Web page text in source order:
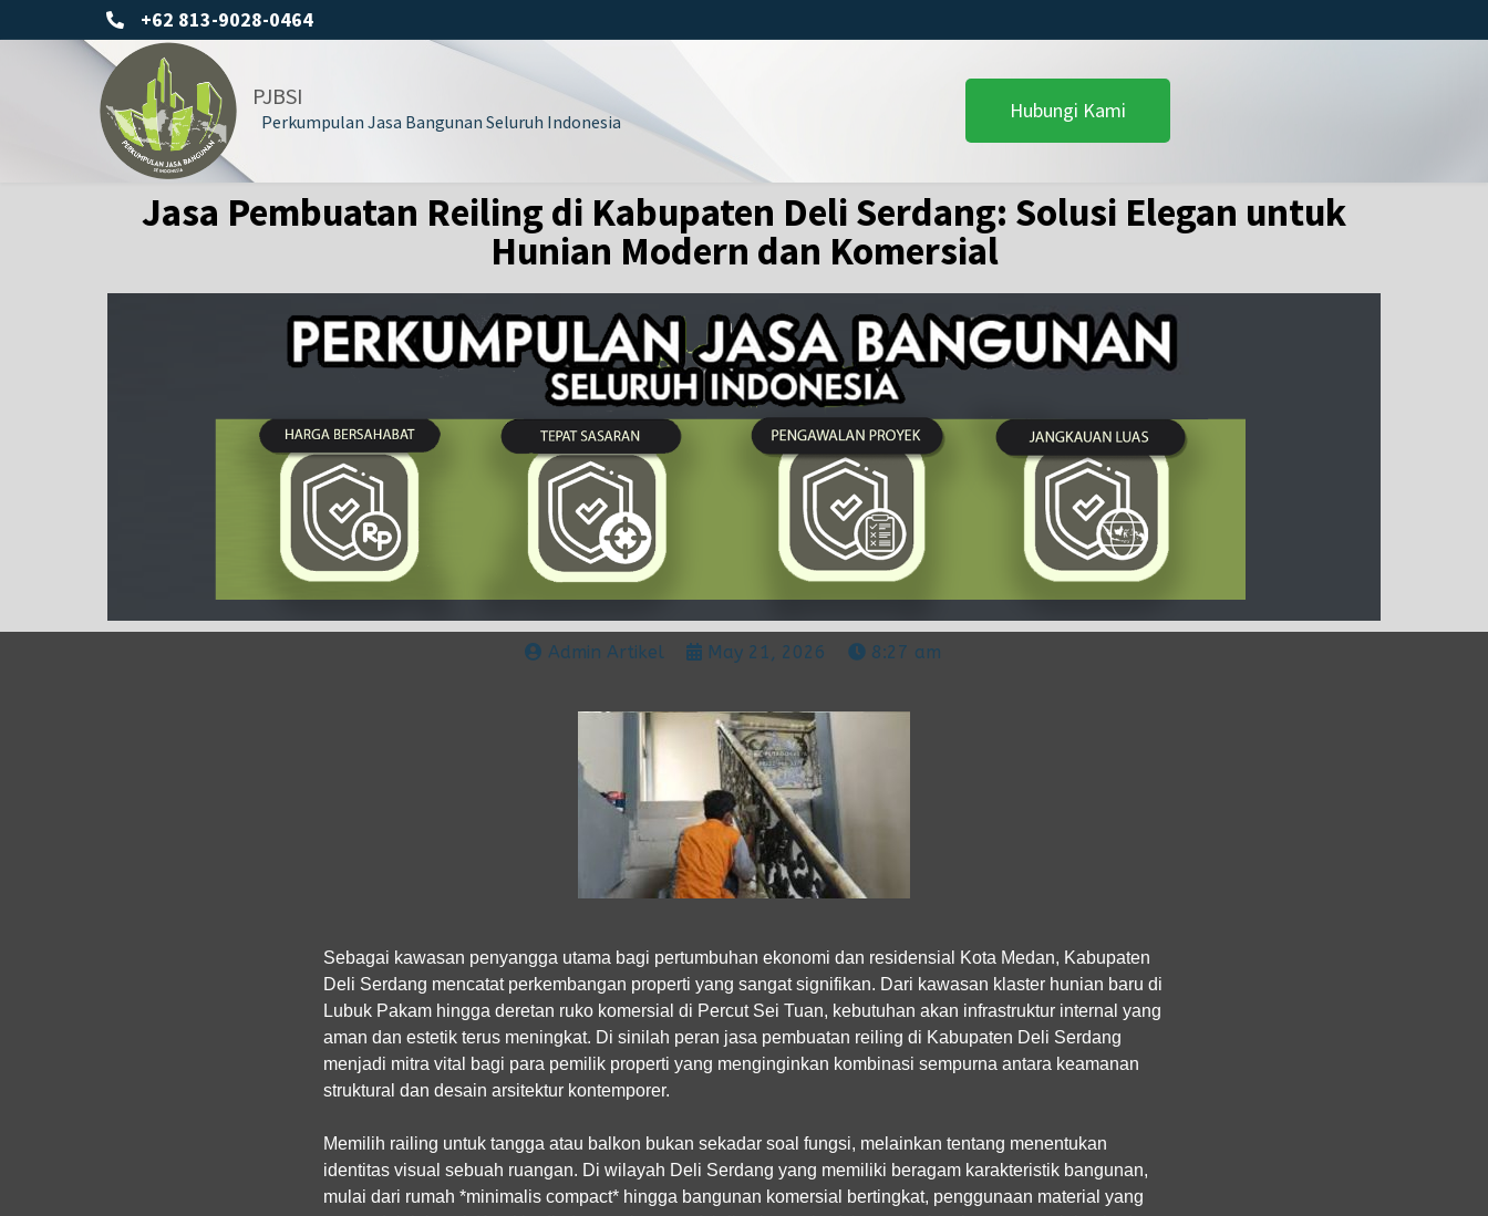
+62 813-9028-0464
PJBSI
Perkumpulan Jasa Bangunan Seluruh Indonesia Hubungi Kami
Jasa Pembuatan Reiling di Kabupaten Deli Serdang: Solusi Elegan untuk
Hunian Modern dan Komersial
Admin Artikel May 21, 2026 8:27 am
Sebagai kawasan penyangga utama bagi pertumbuhan ekonomi dan residensial Kota Medan, Kabupaten
Deli Serdang mencatat perkembangan properti yang sangat signifikan. Dari kawasan klaster hunian baru di
Lubuk Pakam hingga deretan ruko komersial di Percut Sei Tuan, kebutuhan akan infrastruktur internal yang
aman dan estetik terus meningkat. Di sinilah peran jasa pembuatan reiling di Kabupaten Deli Serdang
menjadi mitra vital bagi para pemilik properti yang menginginkan kombinasi sempurna antara keamanan
struktural dan desain arsitektur kontemporer.
Memilih railing untuk tangga atau balkon bukan sekadar soal fungsi, melainkan tentang menentukan
identitas visual sebuah ruangan. Di wilayah Deli Serdang yang memiliki beragam karakteristik bangunan,
mulai dari rumah *minimalis compact* hingga bangunan komersial bertingkat, penggunaan material yang